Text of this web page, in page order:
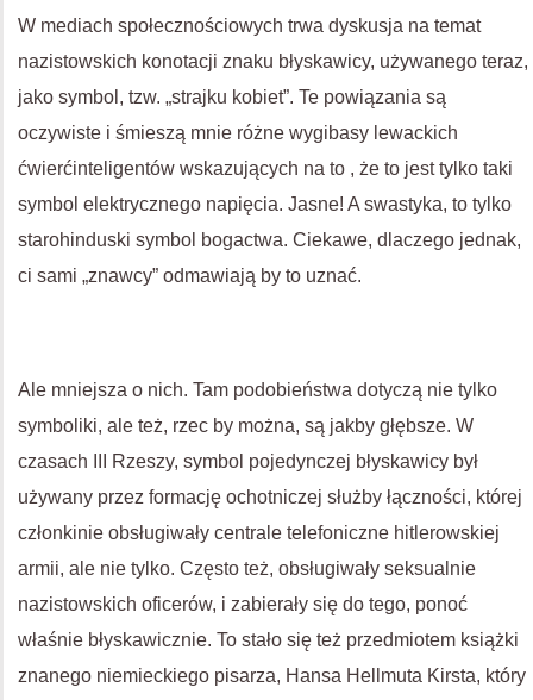
W mediach społecznościowych trwa dyskusja na temat
nazistowskich konotacji znaku błyskawicy, używanego teraz,
jako symbol, tzw. „strajku kobiet”. Te powiązania są
oczywiste i śmieszą mnie różne wygibasy lewackich
ćwierćinteligentów wskazujących na to , że to jest tylko taki
symbol elektrycznego napięcia. Jasne! A swastyka, to tylko
starohinduski symbol bogactwa. Ciekawe, dlaczego jednak,
ci sami „znawcy” odmawiają by to uznać.
Ale mniejsza o nich. Tam podobieństwa dotyczą nie tylko
symboliki, ale też, rzec by można, są jakby głębsze. W
czasach III Rzeszy, symbol pojedynczej błyskawicy był
używany przez formację ochotniczej służby łączności, której
członkinie obsługiwały centrale telefoniczne hitlerowskiej
armii, ale nie tylko. Często też, obsługiwały seksualnie
nazistowskich oficerów, i zabierały się do tego, ponoć
właśnie błyskawicznie. To stało się też przedmiotem książki
znanego niemieckiego pisarza, Hansa Hellmuta Kirsta, który